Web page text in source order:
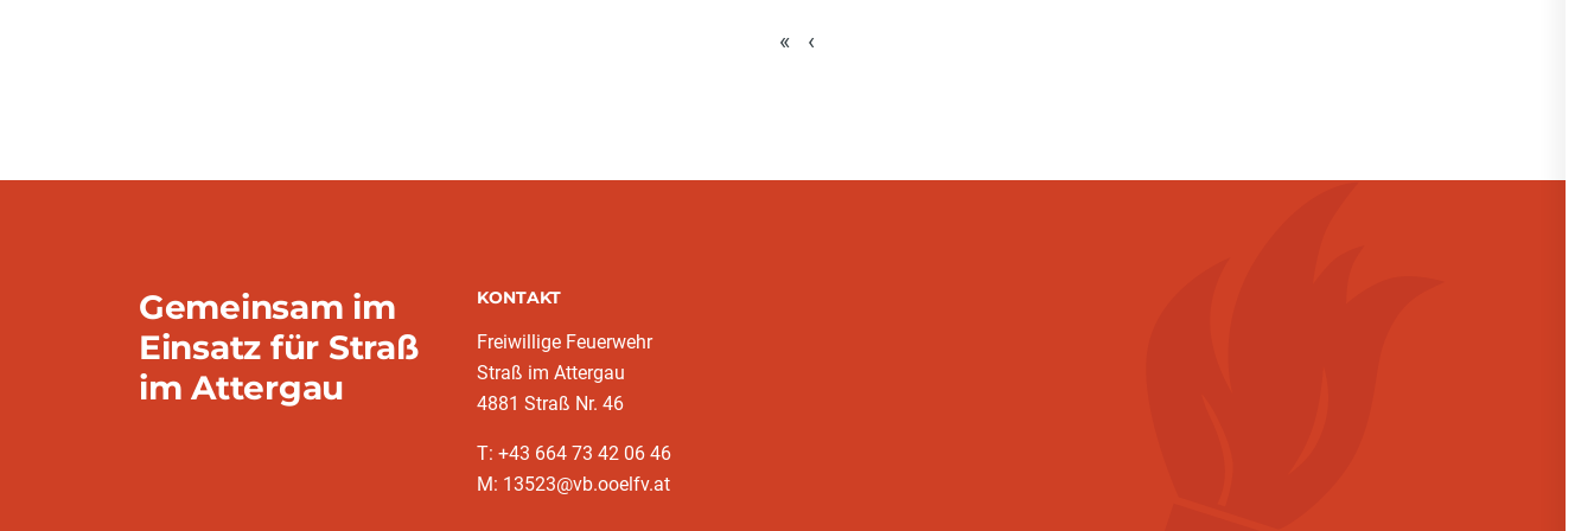
« ‹
Gemeinsam im
Einsatz für Straß
im Attergau
KONTAKT
Freiwillige Feuerwehr
Straß im Attergau
4881 Straß Nr. 46
T: +43 664 73 42 06 46
M: 13523@vb.ooelfv.at